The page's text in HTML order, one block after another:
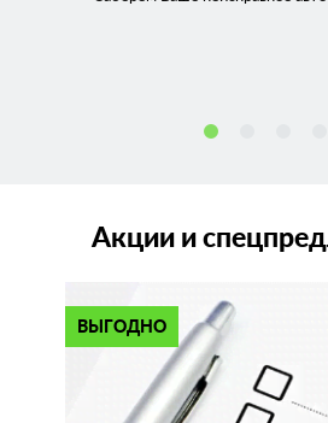
Акции и
ВЫГОДНО